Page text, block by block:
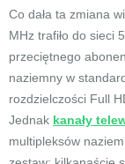
Co dała ta zmiana
MHz trafiło do sieci
przeciętnego
naziemny w
rozdzielczości Full
Jednak kanały
multipleksów